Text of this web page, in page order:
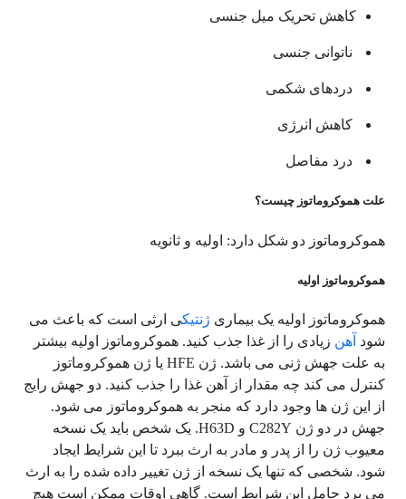
کاهش تحریک میل جنسی
ناتوانی جنسی
دردهای شکمی
کاهش انرژی
درد مفاصل
علت هموکروماتوز چیست؟
هموکروماتوز دو شکل دارد: اولیه و ثانویه
هموکروماتوز اولیه
هموکروماتوز اولیه یک بیماری ژنتیکی ارثی است که باعث می
شود آهن زیادی را از غذا جذب کنید. هموکروماتوز اولیه بیشتر
به علت جهش ژنی می باشد. ژن HFE یا ژن هموکروماتوز
کنترل می کند چه مقدار از آهن غذا را جذب کنید. دو جهش رایج
از این ژن ها وجود دارد که منجر به هموکروماتوز می شود.
جهش در دو ژن C282Y و H63D. یک شخص باید یک نسخه
معیوب ژن را از پدر و مادر به ارث ببرد تا این شرایط ایجاد
شود. شخصی که تنها یک نسخه از ژن تغییر داده شده را به ارث
می برد حامل این شرایط است. گاهی اوقات ممکن است هیچ